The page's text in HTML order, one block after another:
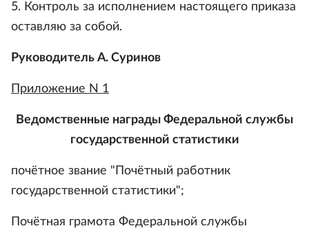
5. Контроль за исполнением настоящего приказа
оставляю за собой.
Руководитель А. Суринов
Приложение N 1
Ведомственные награды Федеральной службы
государственной статистики
почётное звание "Почётный работник
государственной статистики";
Почётная грамота Федеральной службы